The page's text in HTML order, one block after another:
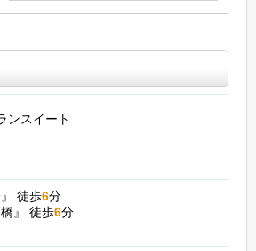
ンスイート
徒歩6分
』 徒歩6分